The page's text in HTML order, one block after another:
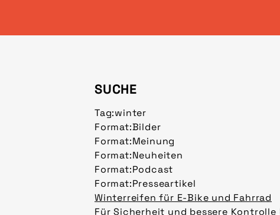
SUCHE
Tag:winter
Format:Bilder
Format:Meinung
Format:Neuheiten
Format:Podcast
Format:Presseartikel
Winterreifen für E-Bike und Fahrrad
Für Sicherheit und bessere